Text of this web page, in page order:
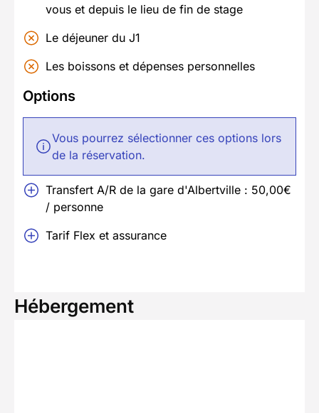
vous et depuis le lieu de fin de stage
Le déjeuner du J1
Les boissons et dépenses personnelles
Options
Vous pourrez sélectionner ces options lors
de la réservation.
Transfert A/R de la gare d'Albertville : 50,00€
/ personne
Tarif Flex et assurance
Hébergement